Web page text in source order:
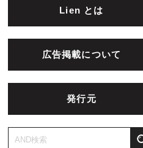
Lien とは
広告掲載について
発行元